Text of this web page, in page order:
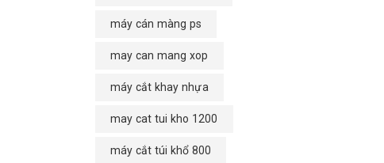
máy cán màng ps
may can mang xop
máy cắt khay nhựa
may cat tui kho 1200
máy cắt túi khổ 800